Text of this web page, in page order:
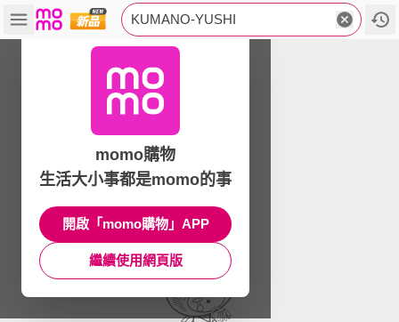
KUMANO-YUSHI
momo購物
生活大小事都是momo的事
開啟「momo購物」APP
繼續使用網頁版